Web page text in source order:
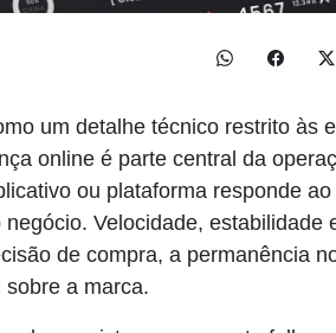
um detalhe técnico restrito às
online é parte central da
ou plataforma responde
Velocidade, estabilidade
de compra, a permanência
a marca.